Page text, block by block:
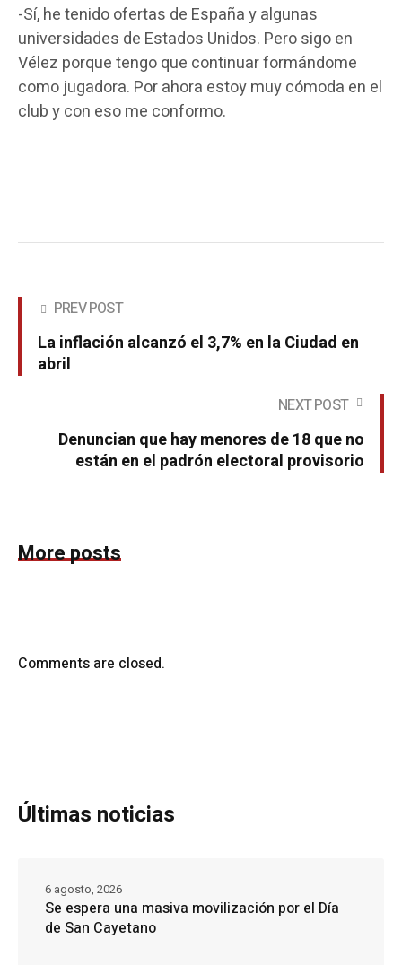
-Sí, he tenido ofertas de España y algunas
universidades de Estados Unidos. Pero sigo en
Vélez porque tengo que continuar formándome
como jugadora. Por ahora estoy muy cómoda en el
club y con eso me conformo.
PREV POST
La inflación alcanzó el 3,7% en la Ciudad en
abril
NEXT POST
Denuncian que hay menores de 18 que no
están en el padrón electoral provisorio
More posts
Comments are closed.
Últimas noticias
Se espera una masiva movilización por el Día
de San Cayetano
6 agosto, 2026